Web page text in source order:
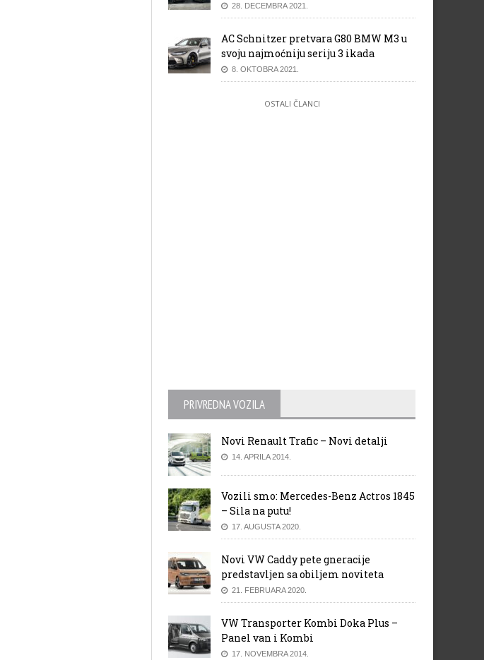
28. DECEMBRA 2021.
AC Schnitzer pretvara G80 BMW M3 u
svoju najmoćniju seriju 3 ikada
8. OKTOBRA 2021.
OSTALI ČLANCI
PRIVREDNA VOZILA
Novi Renault Trafic – Novi detalji
14. APRILA 2014.
Vozili smo: Mercedes-Benz Actros 1845
– Sila na putu!
17. AUGUSTA 2020.
Novi VW Caddy pete gneracije
predstavljen sa obiljem noviteta
21. FEBRUARA 2020.
VW Transporter Kombi Doka Plus –
Panel van i Kombi
17. NOVEMBRA 2014.